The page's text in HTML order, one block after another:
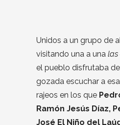
Unidos a un grupo de
visitando una a una las
el pueblo disfrutaba
gozada escuchar a
rajeos en los que
Ramón Jesús Díaz,
José El Niño del